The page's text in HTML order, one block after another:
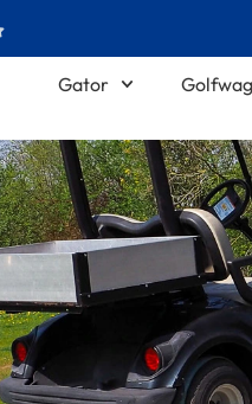
Gator